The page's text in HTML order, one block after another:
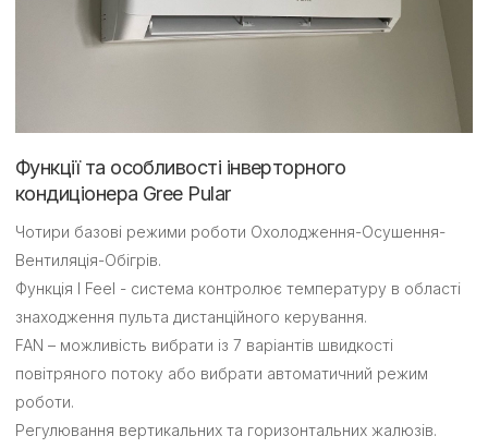
Функції та особливості інверторного
кондиціонера Gree Pular
Чотири базові режими роботи Охолодження-Осушення-
Вентиляція-Обігрів.
Функція I Feel - система контролює температуру в області
знаходження пульта дистанційного керування.
FAN – можливість вибрати із 7 варіантів швидкості
повітряного потоку або вибрати автоматичний режим
роботи.
Регулювання вертикальних та горизонтальних жалюзів.